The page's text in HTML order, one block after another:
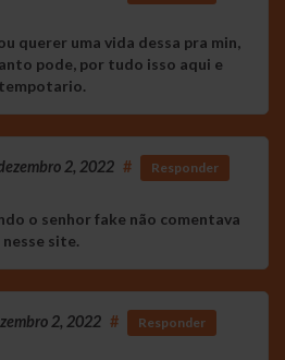
querer uma vida dessa pra min,
pode, por tudo isso aqui e
tempotario.
2, 2022 # Responder
o senhor fake não comentava
nesse site.
2, 2022 # Responder